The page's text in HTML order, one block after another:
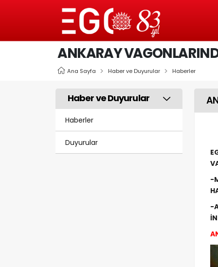
ANKARAY
Ana Sayfa Haber ve Duyurular Haberler
Haber ve Duyurular
Haberler
Duyurular
-
-